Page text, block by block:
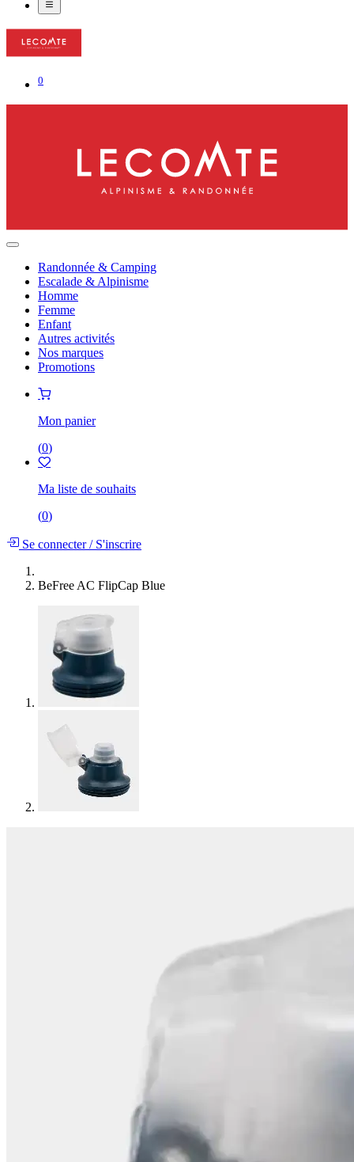
0
Randonnée & Camping
Escalade & Alpinisme
Homme
Femme
Enfant
Autres activités
Nos marques
Promotions
Mon panier
(0)
Ma liste de souhaits
(0)
Se connecter/S'inscrire
BeFree AC FlipCap Blue